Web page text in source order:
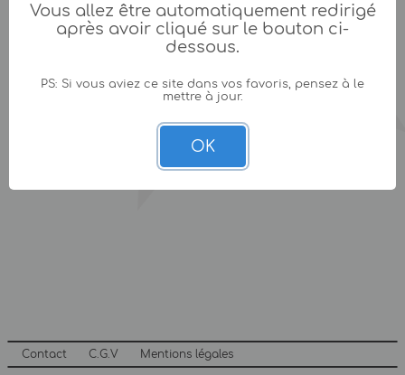
Contact C.G.V Mentions légales
Vous allez être automatiquement redirigé
après avoir cliqué sur le bouton ci-
dessous.
PS: Si vous aviez ce site dans vos favoris, pensez à le
mettre à jour.
OK